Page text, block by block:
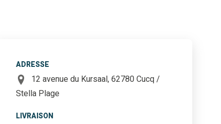
ADRESSE
12 avenue du Kursaal, 62780 Cucq /
Stella Plage
LIVRAISON